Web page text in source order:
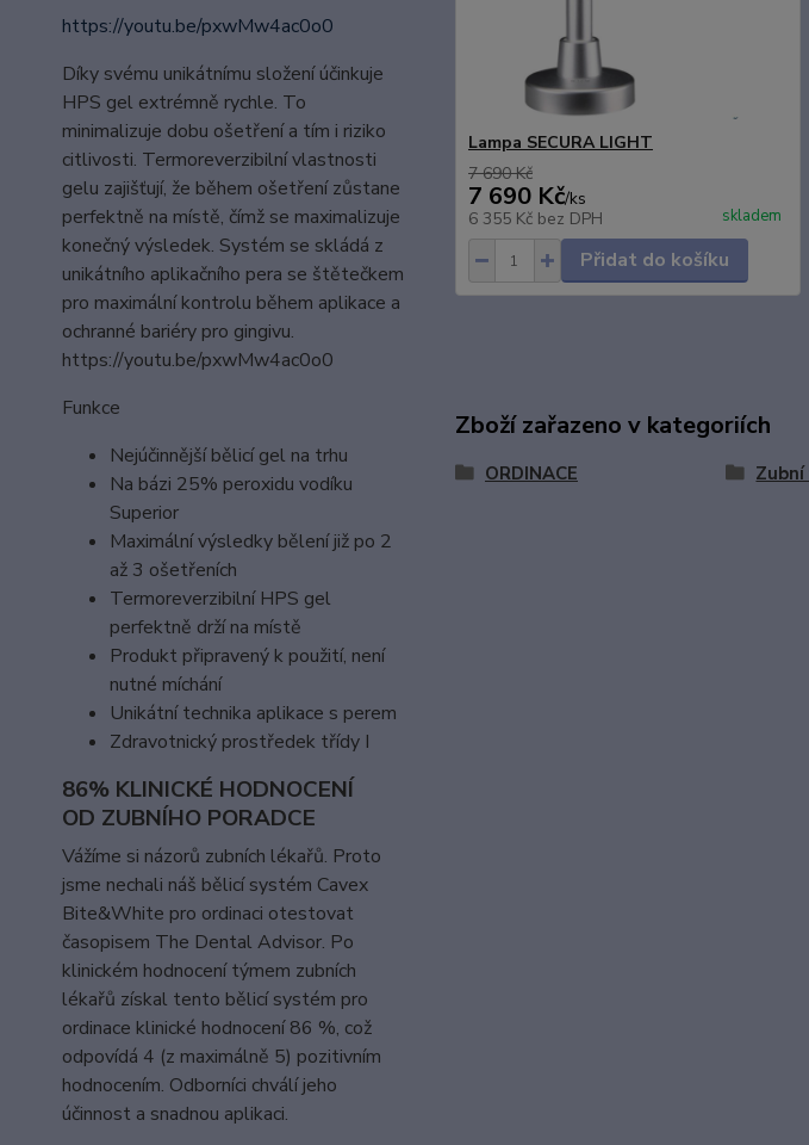
https://youtu.be/pxwMw4ac0o0
Díky svému unikátnímu složení účinkuje
HPS gel extrémně rychle. To
minimalizuje dobu ošetření a tím i riziko
citlivosti. Termoreverzibilní vlastnosti
gelu zajišťují, že během ošetření zůstane
perfektně na místě, čímž se maximalizuje
konečný výsledek. Systém se skládá z
unikátního aplikačního pera se štětečkem
pro maximální kontrolu během aplikace a
ochranné bariéry pro gingivu.
https://youtu.be/pxwMw4ac0o0
Funkce
Nejúčinnější bělicí gel na trhu
Na bázi 25% peroxidu vodíku
Superior
Maximální výsledky bělení již po 2
až 3 ošetřeních
Termoreverzibilní HPS gel
perfektně drží na místě
Produkt připravený k použití, není
nutné míchání
Unikátní technika aplikace s perem
Zdravotnický prostředek třídy I
86% KLINICKÉ HODNOCENÍ
OD ZUBNÍHO PORADCE
Vážíme si názorů zubních lékařů. Proto
jsme nechali náš bělicí systém Cavex
Bite&White pro ordinaci otestovat
časopisem The Dental Advisor. Po
klinickém hodnocení týmem zubních
lékařů získal tento bělicí systém pro
ordinace klinické hodnocení 86 %, což
odpovídá 4 (z maximálně 5) pozitivním
hodnocením. Odborníci chválí jeho
účinnost a snadnou aplikaci.
Lampa SECURA LIGHT
7 690 Kč
7 690 Kč/ks
6 355 Kč bez DPH skladem
Přidat do košíku
Zboží zařazeno v kategoriích
ORDINACE